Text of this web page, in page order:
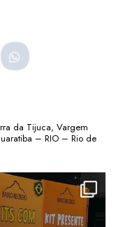
da Tijuca, Vargem
– RIO – Rio de